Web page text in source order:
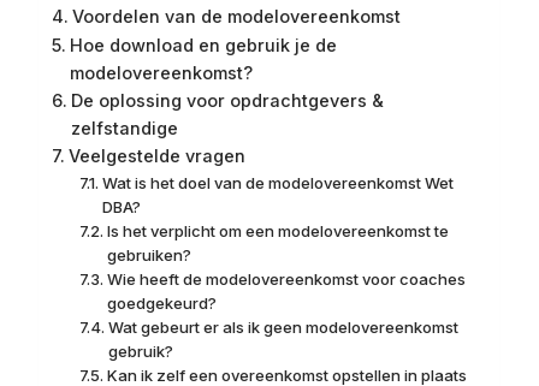
Voordelen van de modelovereenkomst
Hoe download en gebruik je de
modelovereenkomst?
De oplossing voor opdrachtgevers &
zelfstandige
Veelgestelde vragen
Wat is het doel van de modelovereenkomst Wet
DBA?
Is het verplicht om een modelovereenkomst te
gebruiken?
Wie heeft de modelovereenkomst voor coaches
goedgekeurd?
Wat gebeurt er als ik geen modelovereenkomst
gebruik?
Kan ik zelf een overeenkomst opstellen in plaats